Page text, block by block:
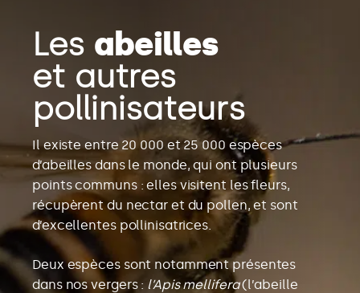
Les abeilles
et autres
pollinisateurs
Il existe entre 20 000 et 25 000 espèces
d’abeilles dans le monde, qui ont plusieurs
points communs : elles visitent les fleurs,
récupèrent du nectar et du pollen, et sont
d’excellentes pollinisatrices.
Deux espèces sont notamment présentes
dans nos vergers : l’Apis mellifera(l’abeille